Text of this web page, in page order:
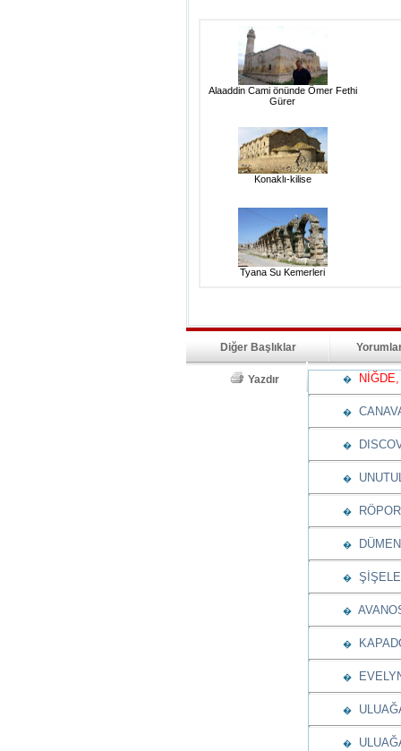
Alaaddin Cami önünde Ömer Fethi
Gürer
Konaklı-kilise
Tyana Su Kemerleri
Diğer Başlıklar
Yazdır �
�
�
�
�
�
�
�
�
�
�
�